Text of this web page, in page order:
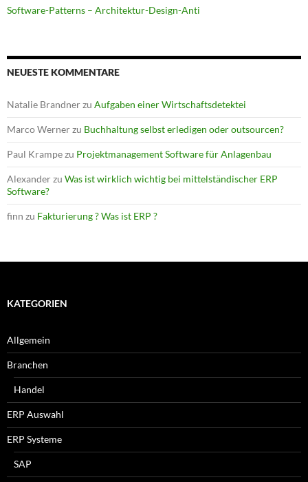
Software-Patterns – Architektur-Design-Anti
NEUESTE KOMMENTARE
Natalie Brandnerzu Aufgaben einer Wirtschaftsdetektei
Marco Wernerzu Buchhaltung selbst erledigen oder outsourcen?
Paul Krampezu Projektmanagement Software für Anlagenbau
Alexanderzu Was ist wirklich wichtig bei mittelständischer ERP
Software?
finn zu Fakturierung ? Was ist ERP ?
KATEGORIEN
Allgemein
Branchen
Handel
ERP Auswahl
ERP Systeme
SAP